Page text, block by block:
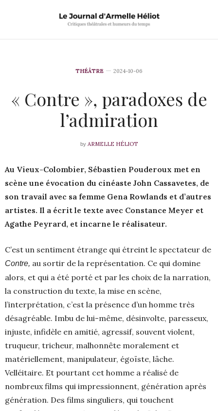
THÉÂTRE 2024-10-06
« Contre », paradoxes de
l’admiration
by ARMELLE HÉLIOT
Au Vieux-Colombier, Sébastien Pouderoux met en
scène une évocation du cinéaste John Cassavetes, de
son travail avec sa femme Gena Rowlands et d’autres
artistes. Il a écrit le texte avec Constance Meyer et
Agathe Peyrard, et incarne le réalisateur.
C’est un sentiment étrange qui étreint le spectateur de
Contre, au sortir de la représentation. Ce qui domine
alors, et qui a été porté et par les choix de la narration,
la construction du texte, la mise en scène,
l’interprétation, c’est la présence d’un homme très
désagréable. Imbu de lui-même, désinvolte, paresseux,
injuste, infidèle en amitié, agressif, souvent violent,
truqueur, tricheur, malhonnête moralement et
matériellement, manipulateur, égoïste, lâche.
Velléitaire. Et pourtant cet homme a réalisé de
nombreux films qui impressionnent, génération après
génération. Des films singuliers, qui touchent